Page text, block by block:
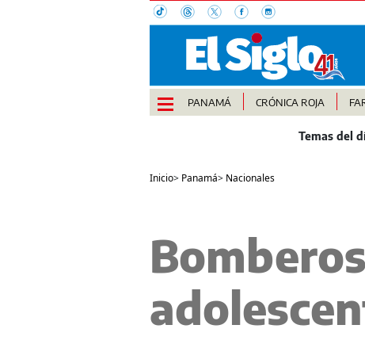
PANAMÁ CRÓNICA ROJA
Inicio> Panamá> Nacionales